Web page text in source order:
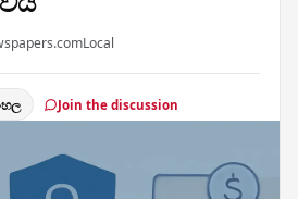
Local
Join the discussion